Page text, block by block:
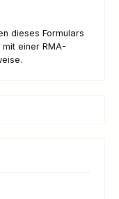
dieses Formulars
einer RMA-